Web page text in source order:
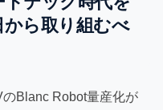
ら取り組むべ
Blanc Robot量産化が